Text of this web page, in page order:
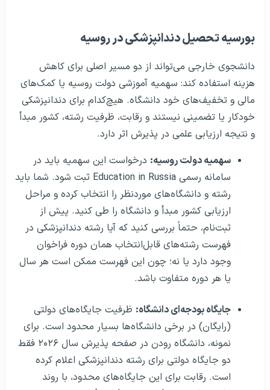
بورسیه تحصیل دندانپزشکی در روسیه
دانشجوی خارجی می‌تواند از دو مسیر اصلی برای کاهش
هزینه استفاده کند: سهمیه آموزشی دولت روسیه یا کمک‌های
مالی و تخفیف‌های خود دانشگاه. هیچ‌کدام برای دندانپزشکی
خودکار یا تضمینی نیستند و رقابت، ظرفیت رشته، کشور مبدأ
و نتیجه ارزیابی علمی در پذیرش اثر دارد.
سهمیه دولت روسیه: درخواست این سهمیه باید در
سامانه رسمی Education in Russia ثبت شود. شما باید
رشته و دانشگاه‌های موردنظر را انتخاب کرده و مراحل
ارزیابی کشور مبدأ و دانشگاه را طی کنید. پیش از
ثبت‌نام، حتماً بررسی کنید که آیا رشته دندانپزشکی در
فهرست رشته‌های قابل‌انتخاب همان دوره فراخوان
وجود دارد یا نه؛ چون این فهرست ممکن است هر سال
یا هر دوره متفاوت باشد.
جایگاه بودجه‌ای دانشگاه: ظرفیت جایگاه‌های دولتی
(رایگان) در برخی دانشگاه‌ها بسیار محدود است. برای
نمونه، دانشگاه رودن در صفحه پذیرش سال ۲۰۲۶ فقط
دو جایگاه دولتی برای رشته دندانپزشکی اعلام کرده
است. رقابت برای این جایگاه‌های محدود، با روند